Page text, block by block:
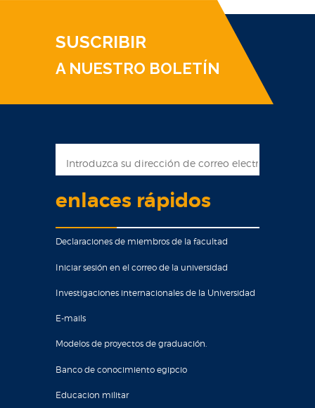
SUSCRIBIR
A NUESTRO BOLETÍN
enlaces rápidos
Declaraciones de miembros de la facultad
Iniciar sesión en el correo de la universidad
Investigaciones internacionales de la Universidad
E-mails
Modelos de proyectos de graduación.
Banco de conocimiento egipcio
Educacion militar